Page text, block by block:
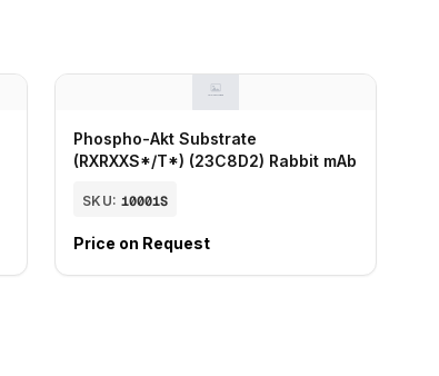
Phospho-Akt Substrate
(RXRXXS*/T*) (23C8D2) Rabbit mAb
SKU: 10001S
Price on Request